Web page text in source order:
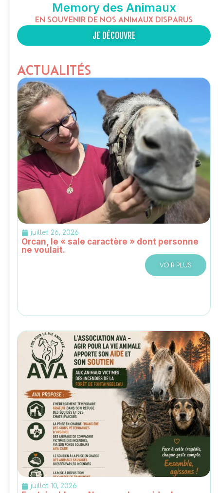
Memory des Animaux
EN SOUVENIR DE NOS ANIMAUX DISPARUS
JE DÉCOUVRE
ACTUALITÉS
juillet 26, 2026
Orcan, le « sale caractère » dont personne
ne voulait.
VOIR PLUS
juillet 10, 2026